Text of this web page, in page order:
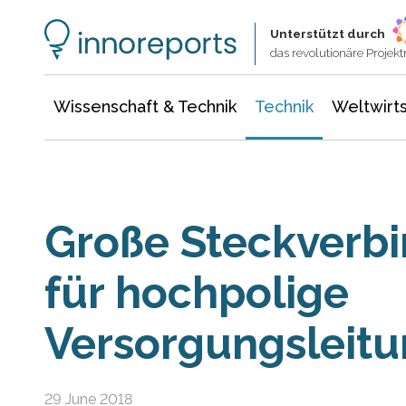
Unterstützt durch
das revolutionäre
Wissenschaft & Technik Technik
Große
für hochpolige
29 June 2018